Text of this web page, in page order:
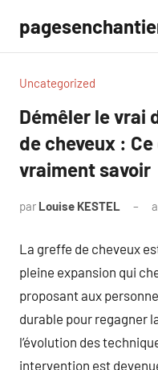
contenu
Uncategorized
Démêler le vrai
de cheveux :
vraiment savoir
par Louise KESTEL
La greffe de cheveux
pleine expansion qui
proposant aux
durable pour regagner
l’évolution des
intervention est